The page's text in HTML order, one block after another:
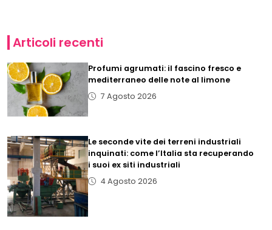
Articoli recenti
Profumi agrumati: il fascino fresco e
mediterraneo delle note al limone
7 Agosto 2026
Le seconde vite dei terreni industriali
inquinati: come l’Italia sta recuperando
i suoi ex siti industriali
4 Agosto 2026